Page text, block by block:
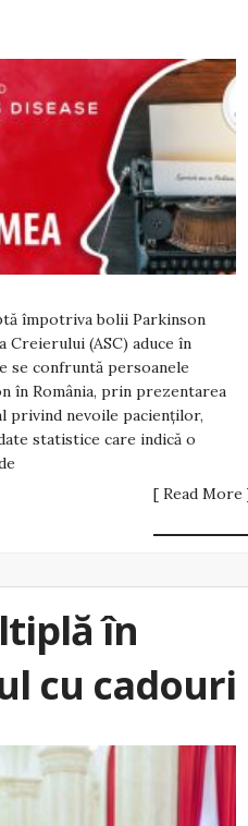
împotriva bolii Parkinson
Creierului (ASC) aduce în
se confruntă persoanele
în România, prin prezentarea
privind nevoile pacienților,
statistice care indică o
[ Read More
în
cu cadouri